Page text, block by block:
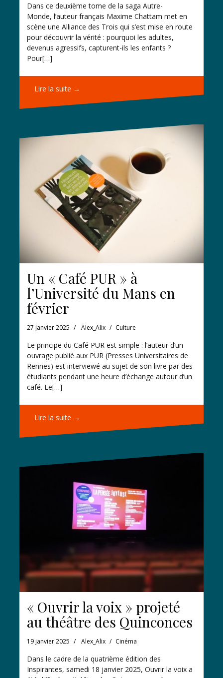
Dans ce deuxième tome de la saga Autre-
Monde, l’auteur français Maxime Chattam met en
scène une Alliance des Trois qui s’est mise en route
pour découvrir la vérité : pourquoi les adultes,
devenus agressifs, capturent-ils les enfants ?
Pour[…]
Lire la suite →
Un « Café PUR » à
l’Université du Mans en
février
27 janvier 2025 Alex_Alix Culture
Le principe du Café PUR est simple : l’auteur d’un
ouvrage publié aux PUR (Presses Universitaires de
Rennes) est interviewé au sujet de son livre par des
étudiants pendant une heure d’échange autour d’un
café. Le[…]
Lire la suite →
« Ouvrir la voix » projeté
au théâtre des Quinconces
19 janvier 2025 Alex_Alix Cinéma
Dans le cadre de la quatrième édition des
Inspirantes, samedi 18 janvier 2025, Ouvrir la voix a